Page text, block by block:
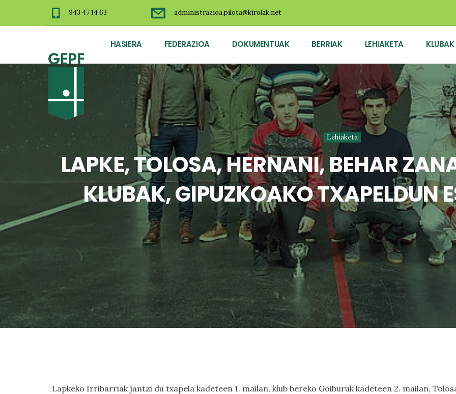
943 47 14 63 administrazioa.pilota@kirolak.net
HASIERA FEDERAZIOA DOKUMENTUAK BERRIAK LEHIAKETA KLUBAK
Lehiaketa
LAPKE, TOLOSA, HERNANI, BEHAR
KLUBAK, GIPUZKOAKO TXAPELDUN
Lapkeko Irribarriak jantzi du txapela kadeteen 1. mailan, klub bereko Goiburuk kadeteen 2. mailan,